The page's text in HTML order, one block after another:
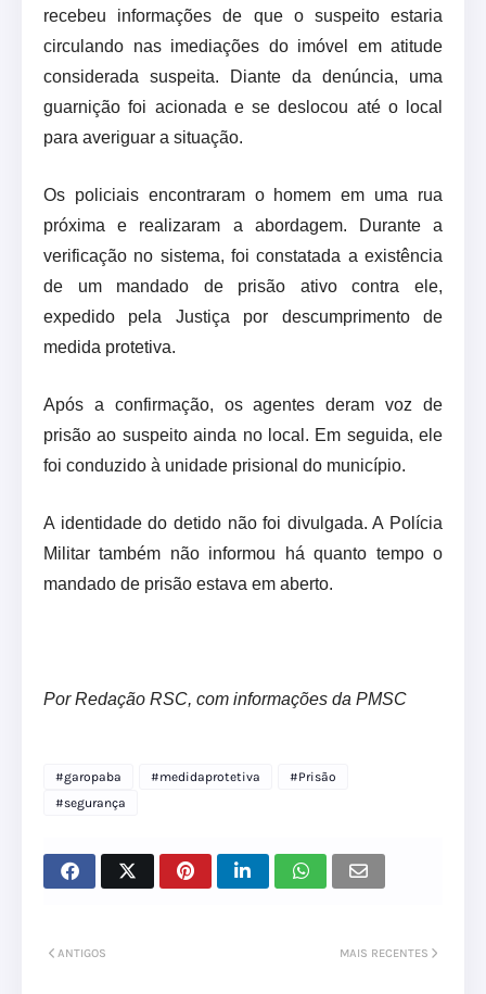
recebeu informações de que o suspeito estaria
circulando nas imediações do imóvel em atitude
considerada suspeita. Diante da denúncia, uma
guarnição foi acionada e se deslocou até o local
para averiguar a situação.
Os policiais encontraram o homem em uma rua
próxima e realizaram a abordagem. Durante a
verificação no sistema, foi constatada a existência
de um mandado de prisão ativo contra ele,
expedido pela Justiça por descumprimento de
medida protetiva.
Após a confirmação, os agentes deram voz de
prisão ao suspeito ainda no local. Em seguida, ele
foi conduzido à unidade prisional do município.
A identidade do detido não foi divulgada. A Polícia
Militar também não informou há quanto tempo o
mandado de prisão estava em aberto.
Por Redação RSC, com informações da PMSC
#garopaba #medidaprotetiva
#Prisão
#segurança
MAIS RECENTES
ANTIGOS